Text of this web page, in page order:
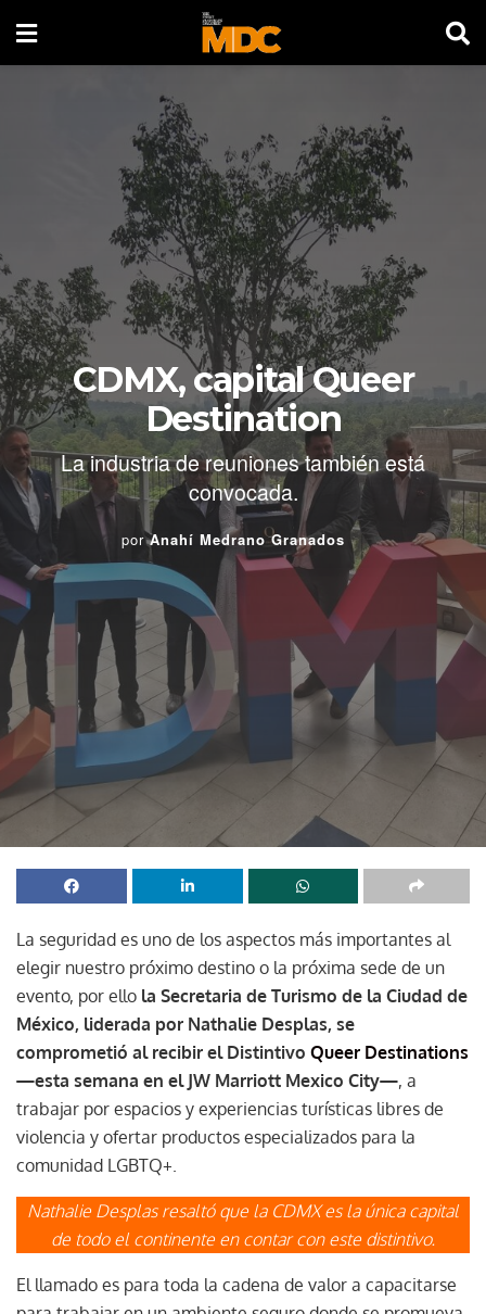
CDMX, capital Queer
Destination
La industria de reuniones también está
convocada.
por Anahí Medrano Granados
La seguridad es uno de los aspectos más importantes al
elegir nuestro próximo destino o la próxima sede de un
evento, por ello la Secretaria de Turismo de la Ciudad de
México, liderada por Nathalie Desplas, se
comprometió al recibir el Distintivo Queer Destinations
—esta semana en el JW Marriott Mexico City—, a
trabajar por espacios y experiencias turísticas libres de
violencia y ofertar productos especializados para la
comunidad LGBTQ+.
Nathalie Desplas resaltó que la CDMX es la única capital
de todo el continente en contar con este distintivo.
El llamado es para toda la cadena de valor a capacitarse